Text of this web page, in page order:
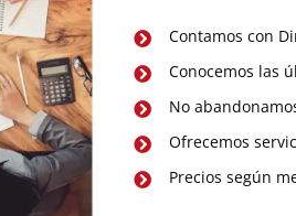
Contamos con
Conocemos las
No
Ofrecemos
Precios según